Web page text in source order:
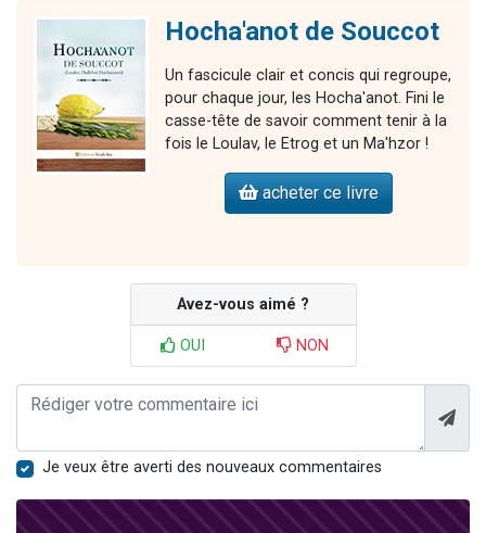
Hocha'anot de Souccot
Un fascicule clair et concis qui regroupe,
pour chaque jour, les Hocha'anot. Fini le
casse-tête de savoir comment tenir à la
fois le Loulav, le Etrog et un Ma'hzor !
acheter ce livre
Avez-vous aimé ?
OUI NON
Je veux être averti des nouveaux commentaires